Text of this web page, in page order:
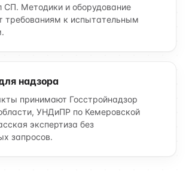
СП. Методики и оборудование
требованиям к испытательным
надзора
принимают Госстройнадзор
УНДиПР по Кемеровской
экспертиза без
запросов.